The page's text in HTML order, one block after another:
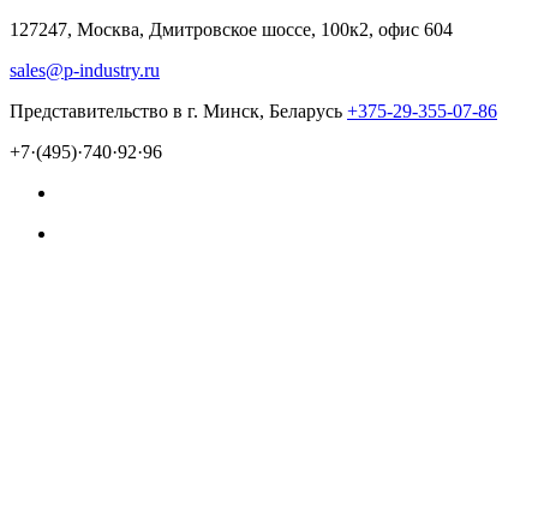
127247, Москва, Дмитровское шоссе, 100к2, офис 604
sales@p-industry.ru
Представительство в г. Минск, Беларусь +375-29-355-07-86
+7·(495)·740·92·96